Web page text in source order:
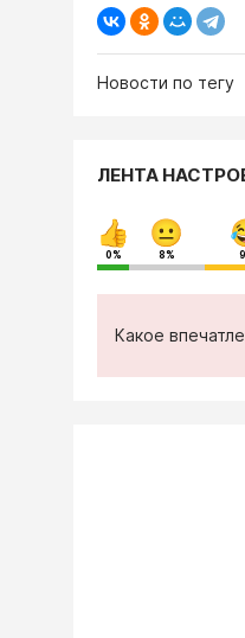
Новости по тегу
ЛЕНТА
0% 8%
Какое